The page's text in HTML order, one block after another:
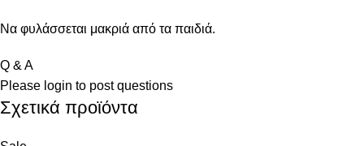
Να φυλάσσεται μακριά από τα παιδιά.
Q & A
Please login to post questions
Σχετικά προϊόντα